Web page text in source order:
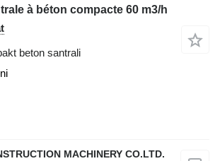
à béton compacte 60 m3/h
beton santrali
MACHINERY CO.LTD.